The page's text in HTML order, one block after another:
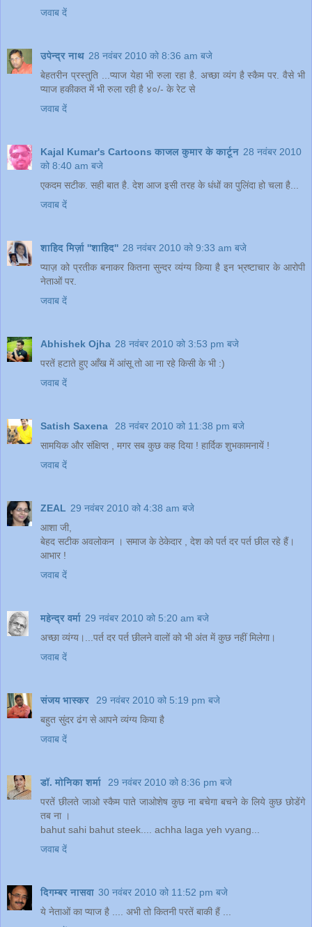
जवाब दें
उपेन्द्र नाथ 28 नवंबर 2010 को 8:36 am बजे
बेहतरीन प्रस्तुति ...प्याज येहा भी रुला रहा है. अच्छा व्यंग है स्कैम पर. वैसे भी
प्याज हकीकत में भी रुला रही है ४०/- के रेट से
जवाब दें
Kajal Kumar's Cartoons काजल कुमार के कार्टून 28 नवंबर 2010
को 8:40 am बजे
एकदम सटीक. सही बात है. देश आज इसी तरह के धंधों का पुलिंदा हो चला है...
जवाब दें
शाहिद मिर्ज़ा ''शाहिद'' 28 नवंबर 2010 को 9:33 am बजे
प्याज़ को प्रतीक बनाकर कितना सुन्दर व्यंग्य किया है इन भ्रष्टाचार के आरोपी
नेताओं पर.
जवाब दें
Abhishek Ojha 28 नवंबर 2010 को 3:53 pm बजे
परतें हटाते हुए आँख में आंसू तो आ ना रहे किसी के भी :)
जवाब दें
Satish Saxena
28 नवंबर 2010 को 11:38 pm बजे
सामयिक और संक्षिप्त , मगर सब कुछ कह दिया ! हार्दिक शुभकामनायें !
जवाब दें
ZEAL 29 नवंबर 2010 को 4:38 am बजे
आशा जी,
बेहद सटीक अवलोकन । समाज के ठेकेदार , देश को पर्त दर पर्त छील रहे हैं।
आभार !
जवाब दें
महेन्‍द्र वर्मा 29 नवंबर 2010 को 5:20 am बजे
अच्छा व्यंग्य।...पर्त दर पर्त छीलने वालों को भी अंत में कुछ नहीं मिलेगा।
जवाब दें
संजय भास्‍कर
29 नवंबर 2010 को 5:19 pm बजे
बहुत सुंदर ढंग से आपने व्यंग्य किया है
जवाब दें
डॉ. मोनिका शर्मा
29 नवंबर 2010 को 8:36 pm बजे
परतें छीलते जाओ स्कैम पाते जाओशेष कुछ ना बचेगा बचने के लिये कुछ छोडेंगे
तब ना ।
bahut sahi bahut steek.... achha laga yeh vyang...
जवाब दें
दिगम्बर नासवा 30 नवंबर 2010 को 11:52 pm बजे
ये नेताओं का प्याज है .... अभी तो कितनी परतें बाकी हैं ...